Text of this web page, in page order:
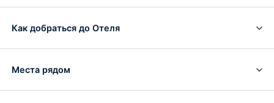
Как добраться до Отеля
Места рядом